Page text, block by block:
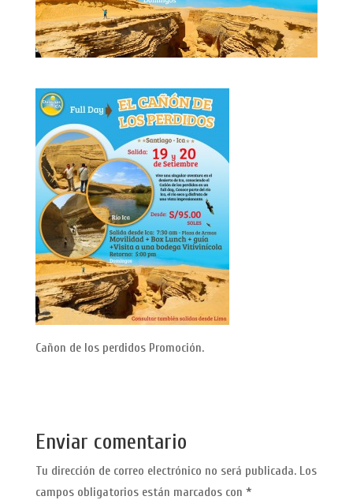
Cañon de los perdidos Promoción.
Enviar comentario
Tu dirección de correo electrónico no será publicada. Los
campos obligatorios están marcados con *